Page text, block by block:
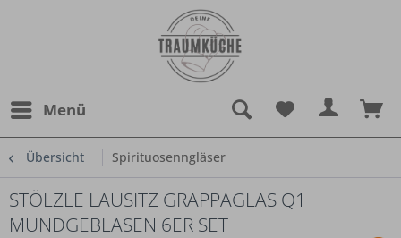
Menü
Übersicht Spirituosenngläser
STÖLZLE LAUSITZ GRAPPAGLAS Q1
MUNDGEBLASEN 6ER SET